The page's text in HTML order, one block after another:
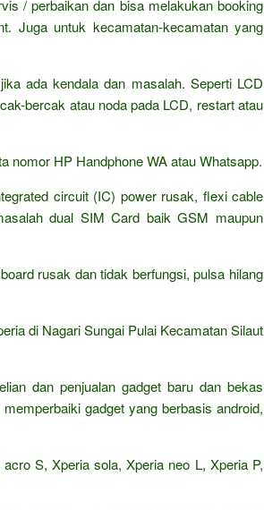
/ perbaikan dan bisa melakukan booking
Juga untuk kecamatan-kecamatan yang
ada kendala dan masalah. Seperti LCD
bercak atau noda pada LCD, restart atau
nomor HP Handphone WA atau Whatsapp.
circuit (IC) power rusak, flexi cable
dual SIM Card baik GSM maupun
rusak dan tidak berfungsi, pulsa hilang
di Nagari Sungai Pulai Kecamatan Silaut
dan penjualan gadget baru dan bekas
gadget yang berbasis android,
S, Xperia sola, Xperia neo L, Xperia P,